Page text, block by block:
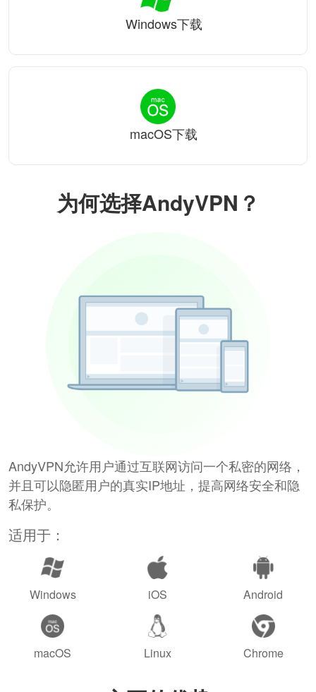
为何选择AndyVPN？
AndyVPN允许用户通过互联网访问一个私密的网络，
并且可以隐匿用户的真实IP地址，提高网络安全和隐
私保护。
适用于：
Windows iOS Android
macOS Linux Chrome
Windows下载
macOS下载